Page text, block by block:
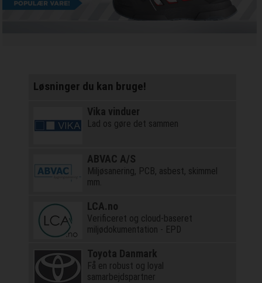
Løsninger du kan bruge!
Vika vinduer
Lad os gøre det sammen
ABVAC A/S
Miljøsanering, PCB, asbest, skimmel
mm.
LCA.no
Verificeret og cloud-baseret
miljødokumentation - EPD
Toyota Danmark
Få en robust og loyal
samarbejdspartner